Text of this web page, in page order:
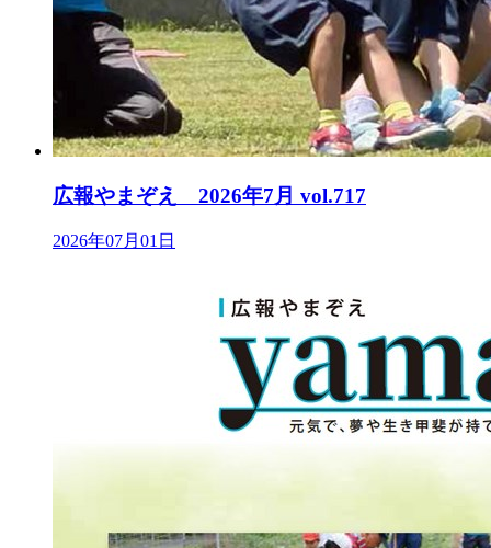
広報やまぞえ 2026年7月 vol.717
2026年07月01日